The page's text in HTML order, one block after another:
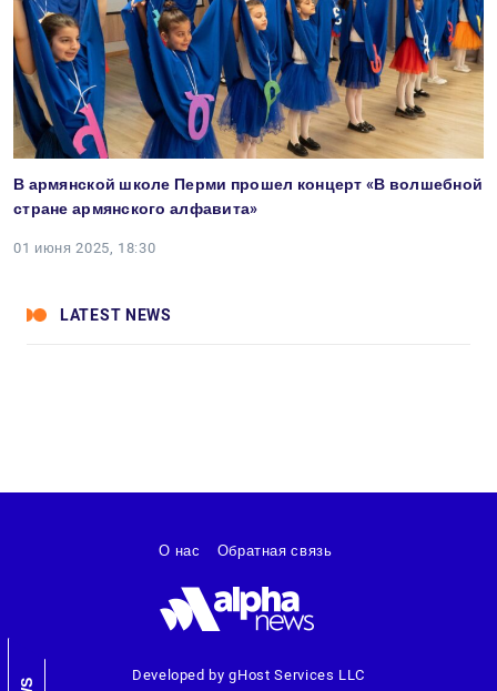
В армянской школе Перми прошел концерт «В волшебной
стране армянского алфавита»
01 июня 2025, 18:30
LATEST NEWS
Developed by gHost Services LLC
О нас Обратная связь